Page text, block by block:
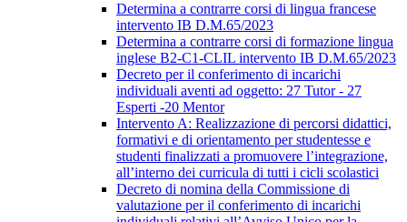
Determina a contrarre corsi di lingua francese
intervento IB D.M.65/2023
Determina a contrarre corsi di formazione lingua
inglese B2-C1-CLIL intervento IB D.M.65/2023
Decreto per il conferimento di incarichi
individuali aventi ad oggetto: 27 Tutor - 27
Esperti -20 Mentor
Intervento A: Realizzazione di percorsi didattici,
formativi e di orientamento per studentesse e
studenti finalizzati a promuovere l’integrazione,
all’interno dei curricula di tutti i cicli scolastici
Decreto di nomina della Commissione di
valutazione per il conferimento di incarichi